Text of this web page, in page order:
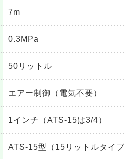
7m
0.3MPa
50リットル
エアー制御（電気不要）
1インチ（ATS-15は3/4）
ATS-15型（15リットルタイプ